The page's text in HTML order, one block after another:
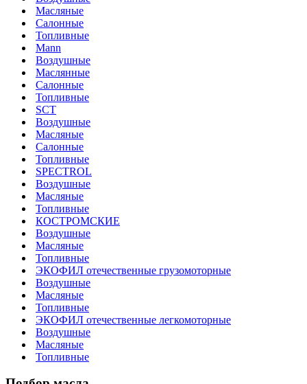
Масляные
Салонные
Топливные
Mann
Воздушные
Маслянные
Салонные
Топливные
SCT
Воздушные
Масляные
Салонные
Топливные
SPECTROL
Воздушные
Масляные
Топливные
КОСТРОМСКИЕ
Воздушные
Масляные
Топливные
ЭКОФИЛ отечественные грузомоторные
Воздушные
Масляные
Топливные
ЭКОФИЛ отечественные легкомоторные
Воздушные
Масляные
Топливные